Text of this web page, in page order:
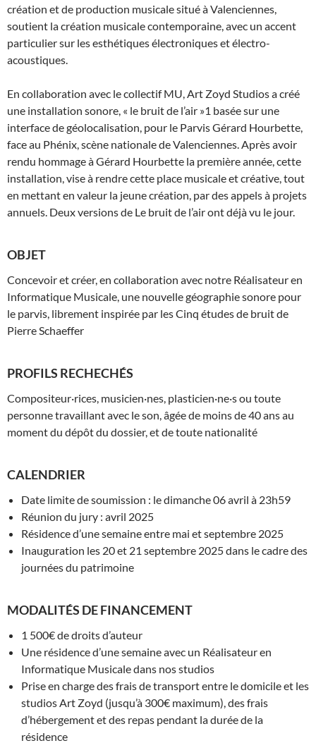
création et de production musicale situé à Valenciennes,
soutient la création musicale contemporaine, avec un accent
particulier sur les esthétiques électroniques et électro-
acoustiques.
En collaboration avec le collectif MU, Art Zoyd Studios a créé
une installation sonore, « le bruit de l’air »1 basée sur une
interface de géolocalisation, pour le Parvis Gérard Hourbette,
face au Phénix, scène nationale de Valenciennes. Après avoir
rendu hommage à Gérard Hourbette la première année, cette
installation, vise à rendre cette place musicale et créative, tout
en mettant en valeur la jeune création, par des appels à projets
annuels. Deux versions de Le bruit de l’air ont déjà vu le jour.
OBJET
Concevoir et créer, en collaboration avec notre Réalisateur en
Informatique Musicale, une nouvelle géographie sonore pour
le parvis, librement inspirée par les Cinq études de bruit de
Pierre Schaeffer
PROFILS RECHECHÉS
Compositeur·rices, musicien·nes, plasticien·ne·s ou toute
personne travaillant avec le son, âgée de moins de 40 ans au
moment du dépôt du dossier, et de toute nationalité
CALENDRIER
Date limite de soumission : le dimanche 06 avril à 23h59
Réunion du jury : avril 2025
Résidence d’une semaine entre mai et septembre 2025
Inauguration les 20 et 21 septembre 2025 dans le cadre des
journées du patrimoine
MODALITÉS DE FINANCEMENT
1 500€ de droits d’auteur
Une résidence d’une semaine avec un Réalisateur en
Informatique Musicale dans nos studios
Prise en charge des frais de transport entre le domicile et les
studios Art Zoyd (jusqu’à 300€ maximum), des frais
d’hébergement et des repas pendant la durée de la
résidence